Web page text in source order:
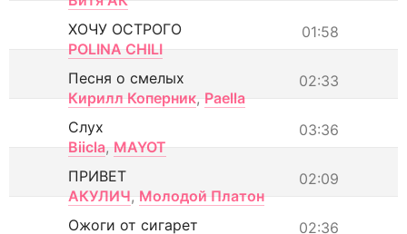
01:58
ХОЧУ ОСТРОГО
POLINA CHILI
02:33
Песня о смелых
Кирилл Коперник, Paella
03:36
Слух
Biicla, MAYOT
02:09
ПРИВЕТ
АКУЛИЧ, Молодой Платон
02:36
Ожоги от сигарет